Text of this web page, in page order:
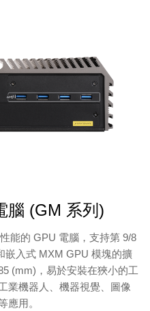
腦 (GM 系列)
能的 GPU 電腦，支持第 9/8
入式 MXM GPU 模塊的擴
(mm)，易於安裝在狹小的工
業機器人、機器視覺、圖像
應用。